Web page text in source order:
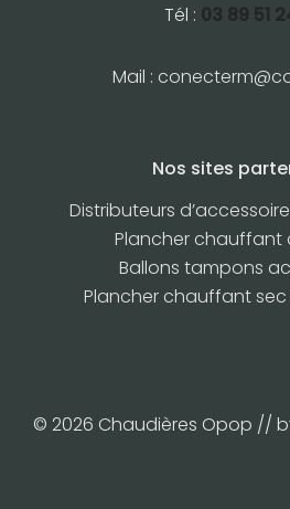
Tél : 03 89 51
Mail :
Nos sites
Distributeurs
Plancher chauffant
Ballons tampons
Plancher chauffant
© 2026 Chaudières Opop //